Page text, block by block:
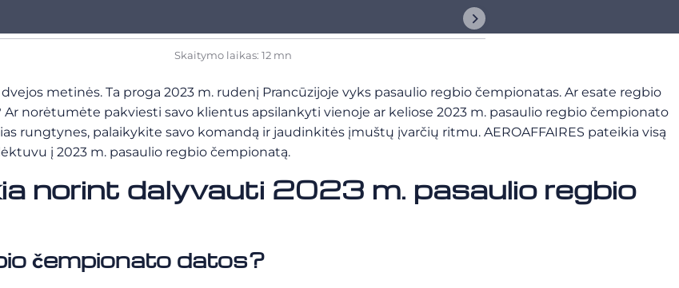
Skaitymo laikas: 12 mn
metinės. Ta proga 2023 m. rudenį Prancūzijoje vyks pasaulio regbio čempionatas. Ar esate regbio
norėtumėte pakviesti savo klientus apsilankyti vienoje ar keliose 2023 m. pasaulio regbio čempionato
rungtynes, palaikykite savo komandą ir jaudinkitės įmuštų įvarčių ritmu. AEROAFFAIRES pateikia visą
į 2023 m. pasaulio regbio čempionatą.
norint dalyvauti 2023 m. pasaulio regbio
čempionato datos?